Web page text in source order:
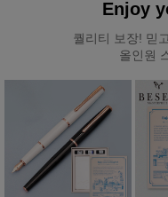
Enjoy
퀄리티 보장! 믿
올인원